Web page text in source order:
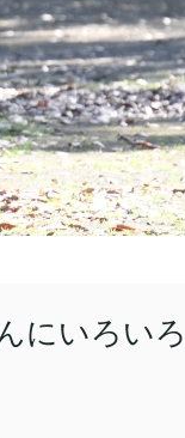
にいろい